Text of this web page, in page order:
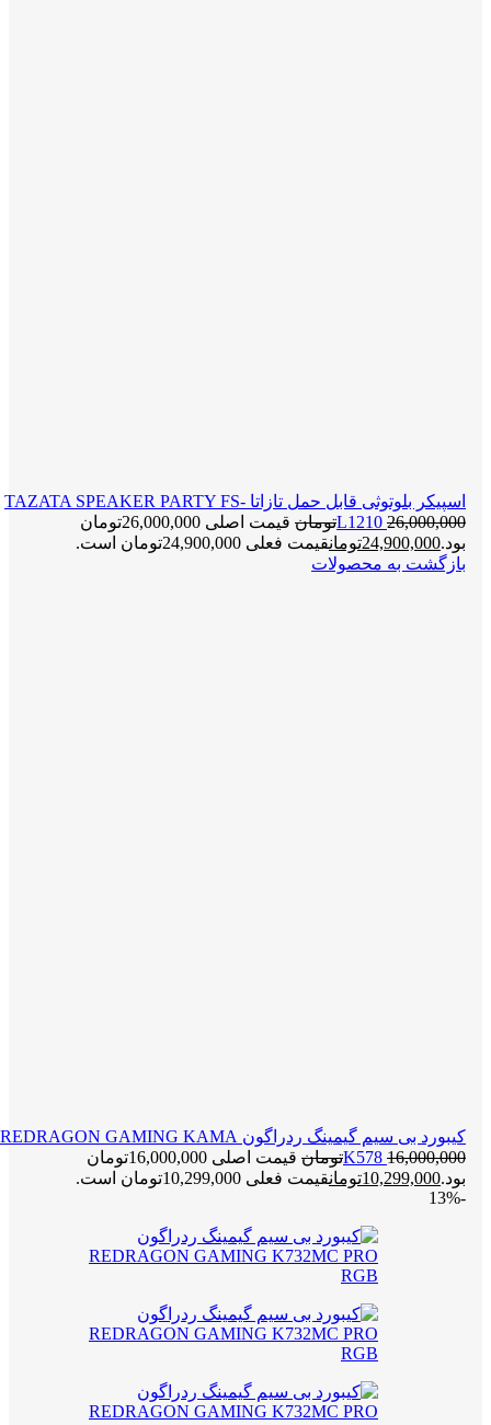
اسپیکر بلوتوثی قابل حمل تازاتا TAZATA SPEAKER PARTY FS-
L1210 26,000,000 تومان
قیمت اصلی 26,000,000تومان
بود.24,900,000تومانقیمت فعلی 24,900,000تومان است.
بازگشت به محصولات
کیبورد بی سیم گیمینگ ردراگون REDRAGON GAMING KAMA
K578 16,000,000 تومان
قیمت اصلی 16,000,000تومان
بود.10,299,000تومانقیمت فعلی 10,299,000تومان است.
-13%